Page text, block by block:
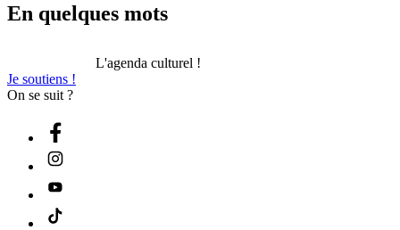
En quelques mots
L'agenda culturel !
Je soutiens !
On se suit ?